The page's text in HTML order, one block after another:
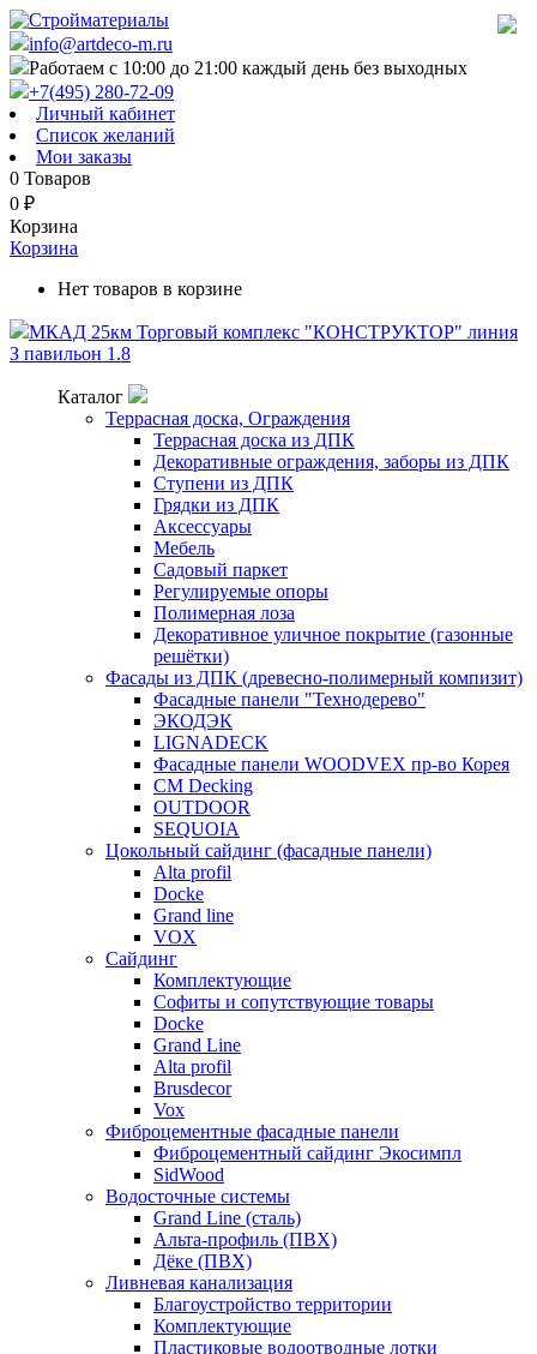
info@artdeco-m.ru
Работаем с 10:00 до 21:00 каждый день без выходных
+7(495) 280-72-09
Личный кабинет
Список желаний
Мои заказы
0 Товаров
0 ₽
Корзина
Корзина
Нет товаров в корзине
МКАД 25км Торговый комплекс "КОНСТРУКТОР" линия
З павильон 1.8
Каталог
Террасная доска, Ограждения
Террасная доска из ДПК
Декоративные ограждения, заборы из ДПК
Ступени из ДПК
Грядки из ДПК
Аксессуары
Мебель
Садовый паркет
Регулируемые опоры
Полимерная лоза
Декоративное уличное покрытие (газонные
решётки)
Фасады из ДПК (древесно-полимерный компизит)
Фасадные панели "Технодерево"
ЭКОДЭК
LIGNADECK
Фасадные панели WOODVEX пр-во Корея
CM Decking
OUTDOOR
SEQUOIA
Цокольный сайдинг (фасадные панели)
Alta profil
Docke
Grand line
VOX
Сайдинг
Комплектующие
Софиты и сопутствующие товары
Docke
Grand Line
Alta profil
Brusdecor
Vox
Фиброцементные фасадные панели
Фиброцементный сайдинг Экосимпл
SidWood
Водосточные системы
Grand Line (сталь)
Альта-профиль (ПВХ)
Дёке (ПВХ)
Ливневая канализация
Благоустройство территории
Комплектующие
Пластиковые водоотводные лотки